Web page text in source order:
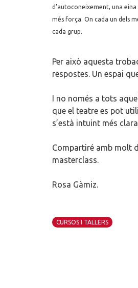
d’autoconeixement, una
més força. On cada un dels
cada grup.
Per això aquesta
respostes. Un espai
I no només a tots
que el teatre es pot
s’està intuint més
Compartiré amb molt
masterclass.
Rosa Gàmiz.
CURSOS I TALLERS